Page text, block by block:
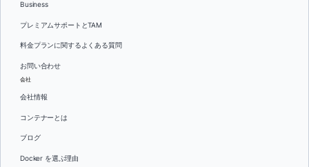
Business
プレミアムサポートとTAM
料金プランに関するよくある質問
お問い合わせ
会社
会社情報
コンテナーとは
ブログ
Docker を選ぶ理由